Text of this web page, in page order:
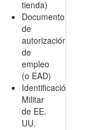
tienda)
Documento
de
autorización
de
empleo
(o EAD)
Identificación
Militar
de EE.
UU.